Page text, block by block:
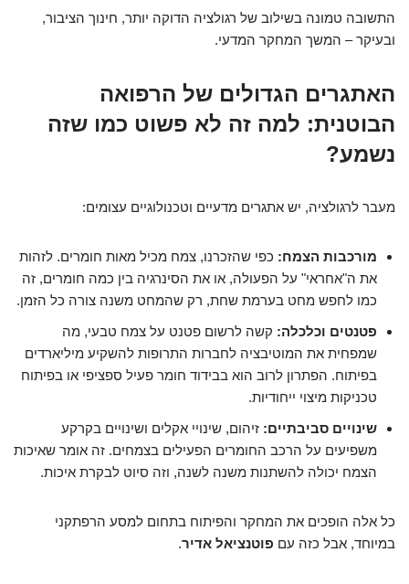
התשובה טמונה בשילוב של רגולציה הדוקה יותר, חינוך הציבור,
ובעיקר – המשך המחקר המדעי.
האתגרים הגדולים של הרפואה
הבוטנית: למה זה לא פשוט כמו שזה
נשמע?
מעבר לרגולציה, יש אתגרים מדעיים וטכנולוגיים עצומים:
מורכבות הצמח: כפי שהזכרנו, צמח מכיל מאות חומרים. לזהות
את ה"אחראי" על הפעולה, או את הסינרגיה בין כמה חומרים, זה
כמו לחפש מחט בערמת שחת, רק שהמחט משנה צורה כל הזמן.
פטנטים וכלכלה: קשה לרשום פטנט על צמח טבעי, מה
שמפחית את המוטיבציה לחברות התרופות להשקיע מיליארדים
בפיתוח. הפתרון לרוב הוא בבידוד חומר פעיל ספציפי או בפיתוח
טכניקות מיצוי ייחודיות.
שינויים סביבתיים: זיהום, שינויי אקלים ושינויים בקרקע
משפיעים על הרכב החומרים הפעילים בצמחים. זה אומר שאיכות
הצמח יכולה להשתנות משנה לשנה, וזה סיוט לבקרת איכות.
כל אלה הופכים את המחקר והפיתוח בתחום למסע הרפתקני
במיוחד, אבל כזה עם פוטנציאל אדיר.